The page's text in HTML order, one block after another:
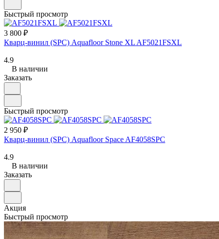
Быстрый просмотр
3 800 ₽
Кварц-винил (SPC) Aquafloor Stone XL AF5021FSXL
4.9
В наличии
Заказать
Быстрый просмотр
2 950 ₽
Кварц-винил (SPC) Aquafloor Space AF4058SPC
4.9
В наличии
Заказать
Акция
Быстрый просмотр